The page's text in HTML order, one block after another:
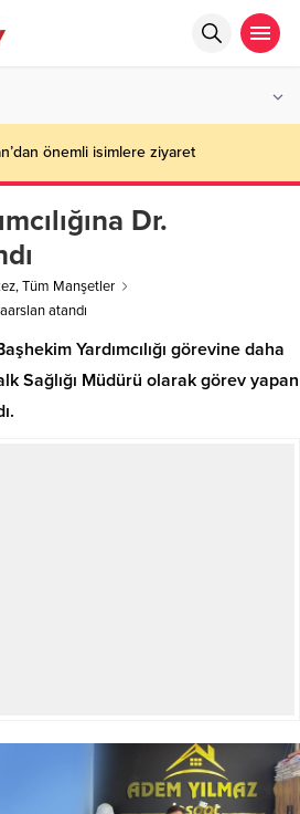
önemli isimlere ziyaret
Dr.
,Tüm Manşetler
atandı
Yardımcılığı görevine daha
Sağlığı Müdürü olarak görev yapan